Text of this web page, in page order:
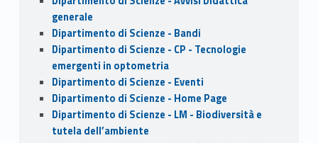
generale
Dipartimento di Scienze - Bandi
Dipartimento di Scienze - CP - Tecnologie
emergenti in optometria
Dipartimento di Scienze - Eventi
Dipartimento di Scienze - Home Page
Dipartimento di Scienze - LM - Biodiversità e
tutela dell’ambiente